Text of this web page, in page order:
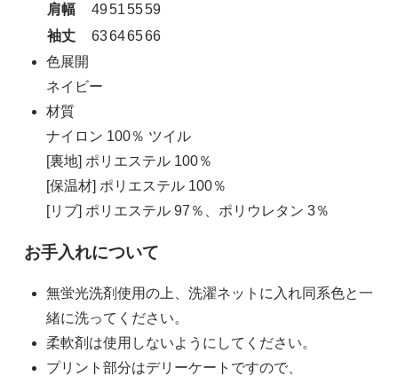
肩幅
49515559
袖丈
63646566
色展開
ネイビー
材質
ナイロン 100％ ツイル
[裏地] ポリエステル 100％
[保温材] ポリエステル 100％
[リブ] ポリエステル 97％、ポリウレタン 3％
お手入れについて
無蛍光洗剤使用の上、洗濯ネットに入れ同系色と一
緒に洗ってください。
柔軟剤は使用しないようにしてください。
プリント部分はデリーケートですので、